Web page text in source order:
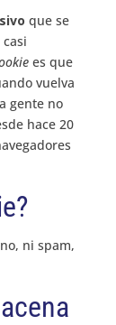
que se
es que
vuelva
gente no
hace 20
ni spam,